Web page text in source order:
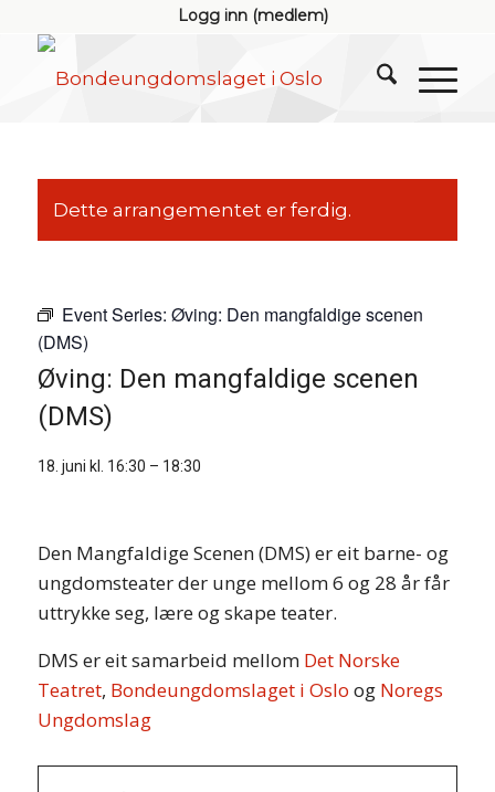
Logg inn (medlem)
Dette arrangementet er ferdig.
Event Series: Øving: Den mangfaldige scenen
(DMS)
Øving: Den mangfaldige scenen
(DMS)
18. juni kl. 16:30 – 18:30
Den Mangfaldige Scenen (DMS) er eit barne- og
ungdomsteater der unge mellom 6 og 28 år får
uttrykke seg, lære og skape teater.
DMS er eit samarbeid mellom Det Norske
Teatret, Bondeungdomslaget i Oslo og Noregs
Ungdomslag